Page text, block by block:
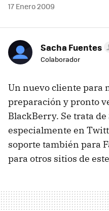
17 Enero 2009
Sacha Fuentes
Colaborador
Un nuevo cliente para
preparación y pronto
BlackBerry. Se trata de
especialmente en
soporte también para
para otros sitios de